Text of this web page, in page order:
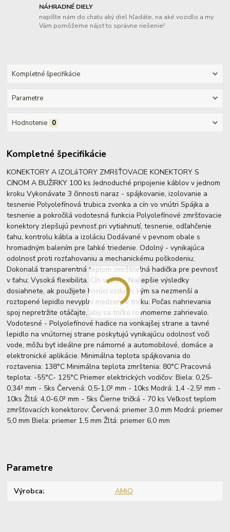
NÁHRADNÉ DIELY
napíšte nám do chatu aký diel hľadáte, na aké vozidlo a my
Vám pomôžeme nájsť to správne riešenie!
Kompletné špecifikácie
Parametre
Hodnotenie 0
Kompletné špecifikácie
KONEKTORY A IZOLáTORY ZMRšŤOVACIE KONEKTORY S
CíNOM A BUŽíRKY 100 ks Jednoduché pripojenie káblov v jednom
kroku Vykonávate 3 činnosti naraz - spájkovanie, izolovanie a
tesnenie Polyolefínová trubica zvonka a cín vo vnútri Spájka a
tesnenie a pokročilá vodotesná funkcia Polyolefínové zmršťovacie
konektory zlepšujú pevnosť pri vytiahnutí, tesnenie, odľahčenie
ťahu, kontrolu kábla a izoláciu Dodávané v pevnom obale s
hromadným balením pre ľahké triedenie. Odolný - vynikajúca
odolnosť proti rozťahovaniu a mechanickému poškodeniu;
Dokonalá transparentná teplom zmrštiteľná hadička pre pevnosť
v ťahu; Vysoká flexibilita. Cín vnútri - Najlepšie výsledky
dosiahnete, ak použijete horúci vzduch, kým sa nezmenší a
roztopené lepidlo nevyplní medzery v tričku. Počas nahrievania
spoj nepretržite otáčajte, aby sa tričko rovnomerne zahrievalo.
Vodotesné - Polyolefínové hadice na vonkajšej strane a tavné
lepidlo na vnútornej strane poskytujú vynikajúcu odolnosť voči
vode, môžu byť ideálne pre námorné a automobilové, domáce a
elektronické aplikácie. Minimálna teplota spájkovania do
roztavenia: 138°C Minimálna teplota zmrštenia: 80°C Pracovná
teplota: -55°C- 125°C Priemer elektrických vodičov: Biela: 0,25-
0,34² mm - 5ks Červená: 0,5-1,0² mm - 10ks Modrá: 1,4 -2,5² mm -
10ks Žltá: 4,0-6,0² mm - 5ks Čierne tričká - 70 ks Veľkosť teplom
zmršťovacích konektorov: Červená: priemer 3,0 mm Modrá: priemer
5,0 mm Biela: priemer 1,5 mm Žltá: priemer 6,0 mm
Parametre
Výrobca AMiO